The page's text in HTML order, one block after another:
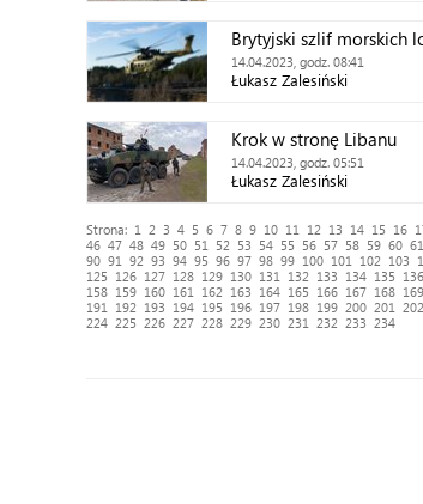
Brytyjski szlif morskich
14.04.2023, godz. 08:41
Łukasz Zalesiński
Krok w stronę Libanu
14.04.2023, godz. 05:51
Łukasz Zalesiński
Strona: 1 2 3 4 5 6 7 8 9 10 11 12 13 14 15 16
46 47 48 49 50 51 52 53 54 55 56 57 58 59 60 61
90 91 92 93 94 95 96 97 98 99 100 101 102 103
125
126 127 128 129 130 131 132 133 134 135 136
158 159 160 161 162 163 164 165 166 167 168 169
191
192 193 194 195 196 197 198 199 200 201 202
224 225 226 227 228 229 230 231 232 233 234